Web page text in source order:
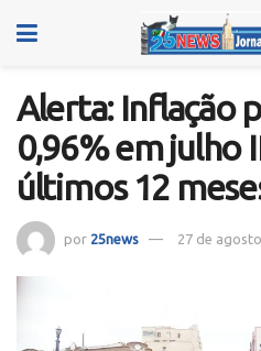
Alerta: Inflação
0,96% em julho
últimos 12
por 25news 27 de